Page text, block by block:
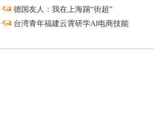
·
德国友人：我在上海踢“街超”
·
台湾青年福建云霄研学AI电商技能